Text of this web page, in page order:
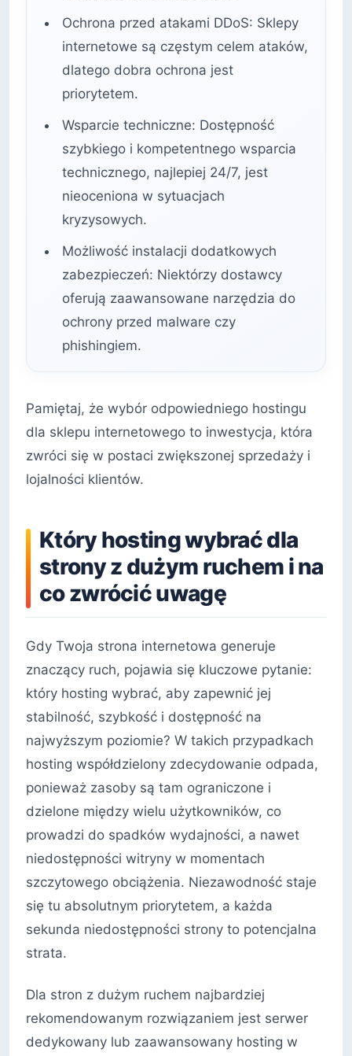
Ochrona przed atakami DDoS: Sklepy
internetowe są częstym celem ataków,
dlatego dobra ochrona jest
priorytetem.
Wsparcie techniczne: Dostępność
szybkiego i kompetentnego wsparcia
technicznego, najlepiej 24/7, jest
nieoceniona w sytuacjach
kryzysowych.
Możliwość instalacji dodatkowych
zabezpieczeń: Niektórzy dostawcy
oferują zaawansowane narzędzia do
ochrony przed malware czy
phishingiem.
Pamiętaj, że wybór odpowiedniego hostingu
dla sklepu internetowego to inwestycja, która
zwróci się w postaci zwiększonej sprzedaży i
lojalności klientów.
Który hosting wybrać dla
strony z dużym ruchem i na
co zwrócić uwagę
Gdy Twoja strona internetowa generuje
znaczący ruch, pojawia się kluczowe pytanie:
który hosting wybrać, aby zapewnić jej
stabilność, szybkość i dostępność na
najwyższym poziomie? W takich przypadkach
hosting współdzielony zdecydowanie odpada,
ponieważ zasoby są tam ograniczone i
dzielone między wielu użytkowników, co
prowadzi do spadków wydajności, a nawet
niedostępności witryny w momentach
szczytowego obciążenia. Niezawodność staje
się tu absolutnym priorytetem, a każda
sekunda niedostępności strony to potencjalna
strata.
Dla stron z dużym ruchem najbardziej
rekomendowanym rozwiązaniem jest serwer
dedykowany lub zaawansowany hosting w